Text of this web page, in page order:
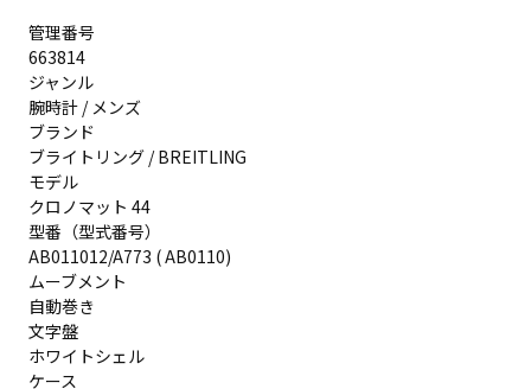
管理番号
663814
ジャンル
腕時計 / メンズ
ブランド
ブライトリング / BREITLING
モデル
クロノマット 44
型番（型式番号）
AB011012/A773 ( AB0110)
ムーブメント
自動巻き
文字盤
ホワイトシェル
ケース